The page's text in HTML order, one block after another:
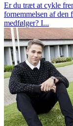
Er du træt at cykle
fornemmelsen af den
medfølger? I...